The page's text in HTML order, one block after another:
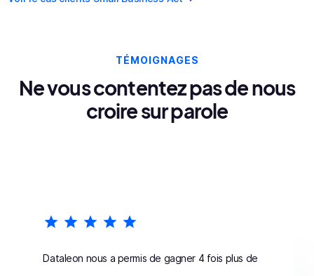
TÉMOIGNAGES
Ne vous contentez pas de nous
croire sur parole
Dataleon nous a permis de gagner 4 fois plus de